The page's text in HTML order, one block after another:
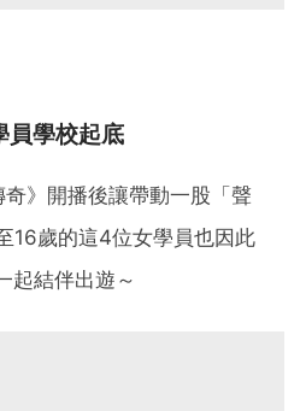
員學校起底
》開播後讓帶動一股「聲
16歲的這4位女學員也因此
起結伴出遊～